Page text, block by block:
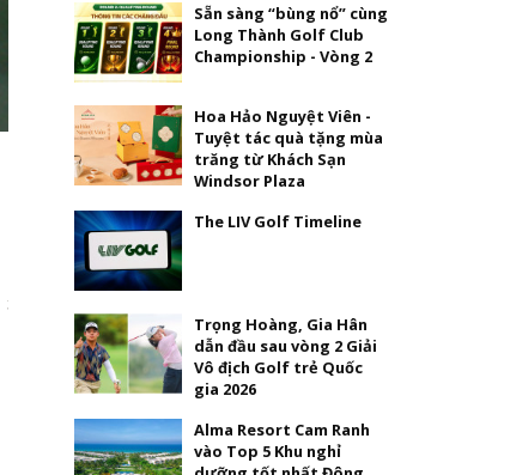
Sẵn sàng “bùng nổ” cùng
Long Thành Golf Club
Championship - Vòng 2
Hoa Hảo Nguyệt Viên -
Tuyệt tác quà tặng mùa
trăng từ Khách Sạn
Windsor Plaza
The LIV Golf Timeline
Trọng Hoàng, Gia Hân
dẫn đầu sau vòng 2 Giải
Vô địch Golf trẻ Quốc
gia 2026
Alma Resort Cam Ranh
vào Top 5 Khu nghỉ